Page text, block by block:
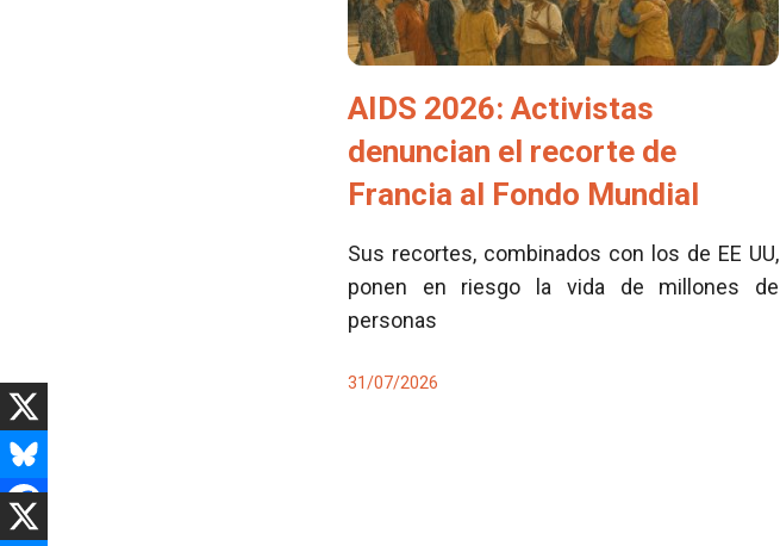
AIDS 2026: Activistas
denuncian el recorte de
Francia al Fondo Mundial
Sus recortes, combinados con los de EE UU,
ponen en riesgo la vida de millones de
personas
31/07/2026